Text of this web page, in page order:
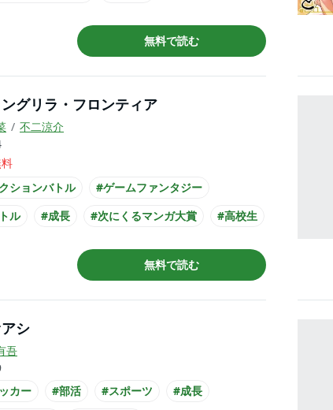
無料で読む
グリラ・フロンティア
不二涼介
ションバトル
#ゲームファンタジー
ル
#成長 #次にくるマンガ大賞
#高校生
無料で読む
シ
吾
カー
#部活 #スポーツ
#成長